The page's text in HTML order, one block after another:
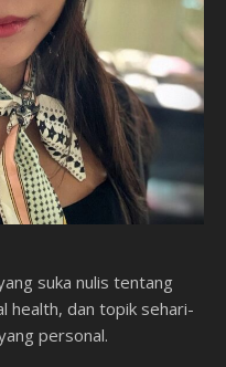
suka nulis tentang
health, dan topik sehari-
personal.